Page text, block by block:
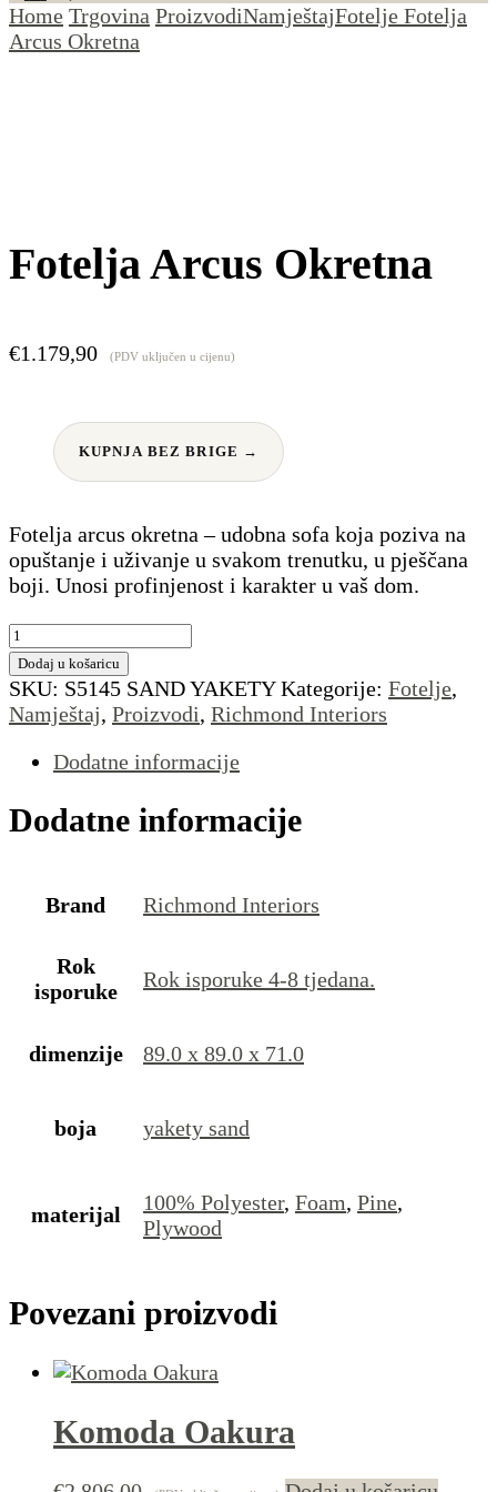
Home Trgovina ProizvodiNamještajFotelje Fotelja
Arcus Okretna
Fotelja Arcus Okretna
€1.179,90 (PDV uključen u cijenu)
KUPNJA BEZ BRIGE →
Fotelja arcus okretna – udobna sofa koja poziva na
opuštanje i uživanje u svakom trenutku, u pješčana
boji. Unosi profinjenost i karakter u vaš dom.
Fotelja
Arcus
Okretna
količina
Dodaj u košaricu
SKU: S5145 SAND YAKETY Kategorije: Fotelje,
Namještaj, Proizvodi, Richmond Interiors
Dodatne informacije
Dodatne informacije
Brand Richmond Interiors
Rok
isporuke
Rok isporuke 4-8 tjedana.
dimenzije 89.0 x 89.0 x 71.0
boja yakety sand
materijal 100% Polyester, Foam, Pine,
Plywood
Povezani proizvodi
Komoda Oakura